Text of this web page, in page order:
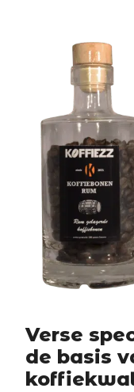
Verse
de basis